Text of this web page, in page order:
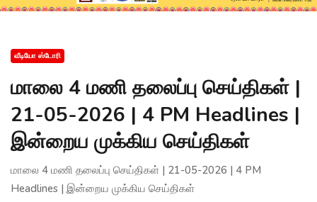
வீடியோ ஸ்டோரி
மாலை 4 மணி தலைப்பு செய்திகள் |
21-05-2026 | 4 PM Headlines |
இன்றைய முக்கிய செய்திகள்
மாலை 4 மணி தலைப்பு செய்திகள் | 21-05-2026 | 4 PM
Headlines | இன்றைய முக்கிய செய்திகள்